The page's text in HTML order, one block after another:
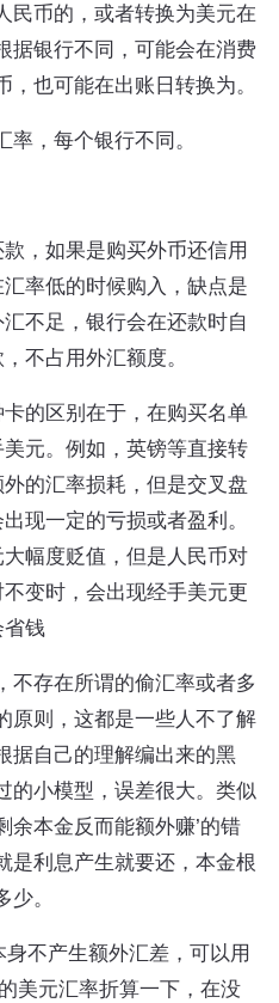
民币的，或者转换为美元在
据银行不同，可能会在消费
，也可能在出账日转换为。
，每个银行不同。
，如果是购买外币还信用
率低的时候购入，缺点是
不足，银行会在还款时自
不占用外汇额度。
的区别在于，在购买名单
元。例如，英镑等直接转
的汇率损耗，但是交叉盘
现一定的亏损或者盈利。
幅度贬值，但是人民币对
变时，会出现经手美元更
省钱
不存在所谓的偷汇率或者多
原则，这都是一些人不了解
据自己的理解编出来的黑
的小模型，误差很大。类似
余本金反而能额外赚’的错
是利息产生就要还，本金根
。
身不产生额外汇差，可以用
美元汇率折算一下，在没